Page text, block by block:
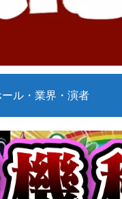
ル・業界・演者